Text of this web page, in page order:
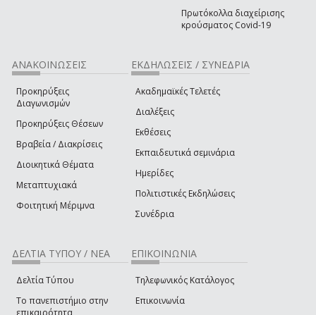
Πρωτόκολλα διαχείρισης
κρούσματος Covid-19
ΑΝΑΚΟΙΝΩΣΕΙΣ
Προκηρύξεις
Διαγωνισμών
Προκηρύξεις Θέσεων
Βραβεία / Διακρίσεις
Διοικητικά Θέματα
Μεταπτυχιακά
Φοιτητική Μέριμνα
ΕΚΔΗΛΩΣΕΙΣ / ΣΥΝΕΔΡΙΑ
Ακαδημαϊκές Τελετές
Διαλέξεις
Εκθέσεις
Εκπαιδευτικά σεμινάρια
Ημερίδες
Πολιτιστικές Εκδηλώσεις
Συνέδρια
ΔΕΛΤΙΑ ΤΥΠΟΥ / ΝΕΑ
Δελτία Τύπου
Το πανεπιστήμιο στην
ΕΠΙΚΟΙΝΩΝΙΑ
Τηλεφωνικός Κατάλογος
Επικοινωνία